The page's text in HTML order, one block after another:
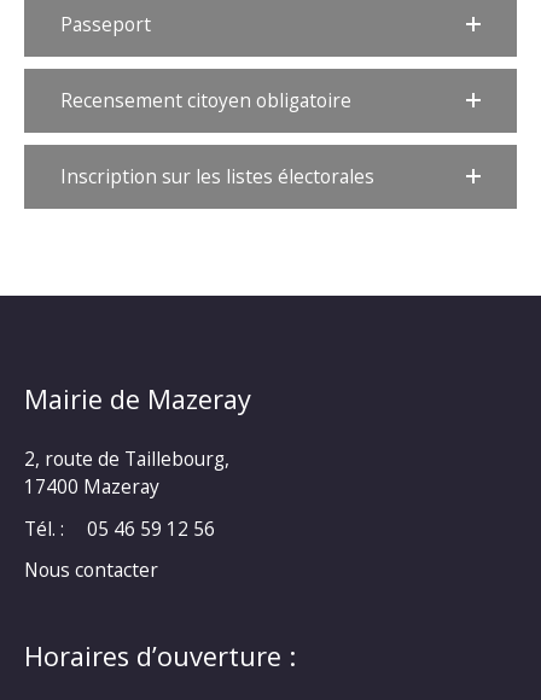
Passeport
Recensement citoyen obligatoire
Inscription sur les listes électorales
Mairie de Mazeray
2, route de Taillebourg,
17400 Mazeray
Tél. :
05 46 59 12 56
Nous contacter
Horaires d’ouverture :